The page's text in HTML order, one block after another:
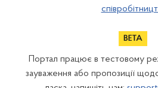
Портал працює в тестовому
зауваження або пропозиції